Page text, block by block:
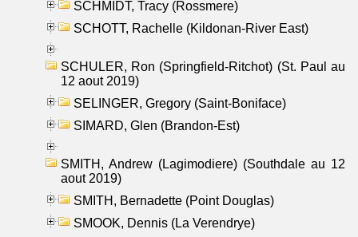
SCHMIDT, Tracy (Rossmere)
SCHOTT, Rachelle (Kildonan-River East)
SCHULER, Ron (Springfield-Ritchot) (St. Paul au
12 aout 2019)
SELINGER, Gregory (Saint-Boniface)
SIMARD, Glen (Brandon-Est)
SMITH, Andrew (Lagimodiere) (Southdale au 12
aout 2019)
SMITH, Bernadette (Point Douglas)
SMOOK, Dennis (La Verendrye)